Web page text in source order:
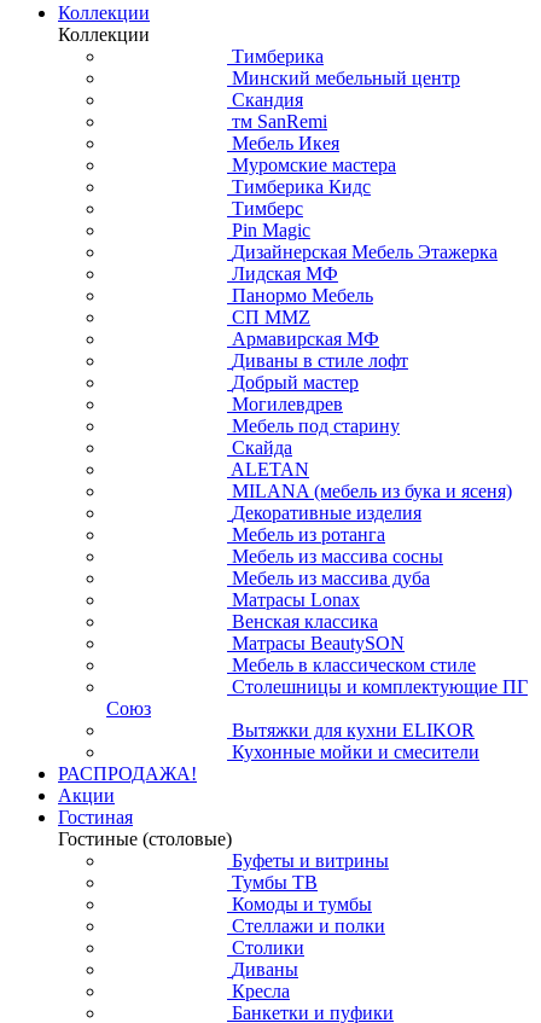
Коллекции
Коллекции
Тимберика
Минский мебельный центр
Скандия
тм SanRemi
Мебель Икея
Муромские мастера
Тимберика Кидс
Тимберс
Pin Magic
Дизайнерская Мебель Этажерка
Лидская МФ
Панормо Мебель
СП ММZ
Армавирская МФ
Диваны в стиле лофт
Добрый мастер
Могилевдрев
Мебель под старину
Скайда
ALETAN
MILANA (мебель из бука и ясеня)
Декоративные изделия
Мебель из ротанга
Мебель из массива сосны
Мебель из массива дуба
Матрасы Lonax
Венская классика
Матрасы BeautySON
Мебель в классическом стиле
Столешницы и комплектующие ПГ
Союз
Вытяжки для кухни ELIKOR
Кухонные мойки и смесители
РАСПРОДАЖА!
Акции
Гостиная
Гостиные (столовые)
Буфеты и витрины
Тумбы ТВ
Комоды и тумбы
Стеллажи и полки
Столики
Диваны
Кресла
Банкетки и пуфики